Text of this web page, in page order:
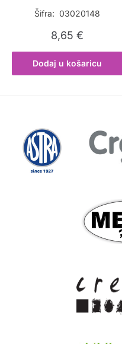
Šifra: 03020148
8,65€
Dodaj u košaricu